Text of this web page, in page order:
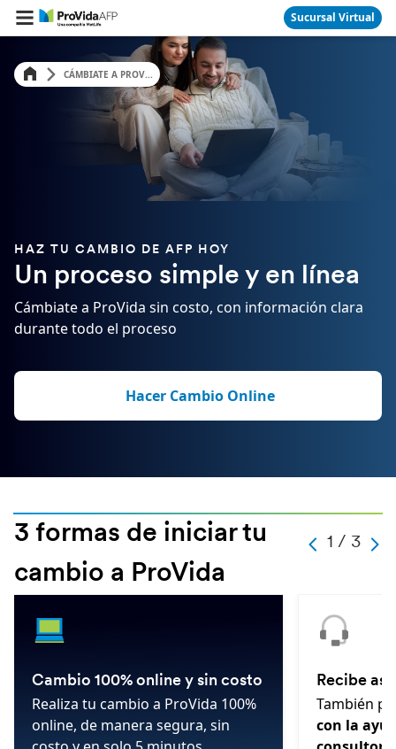
Sucursal Virtual
CÁMBIATE A PROV...
HAZ TU CAMBIO DE AFP HOY
Un proceso simple y en línea
Cámbiate a ProVida sin costo, con información clara
durante todo el proceso
‎ Hacer Cambio Online
3 formas de iniciar tu
cambio a ProVida
1 / 3
-
Cambio 100% online y sin costo
Realiza tu cambio a ProVida 100%
online, de manera segura, sin
Recibe
También
con la